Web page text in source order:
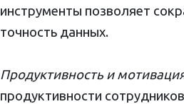
инструменты позволяет
точность данных.
Продуктивность и
продуктивности